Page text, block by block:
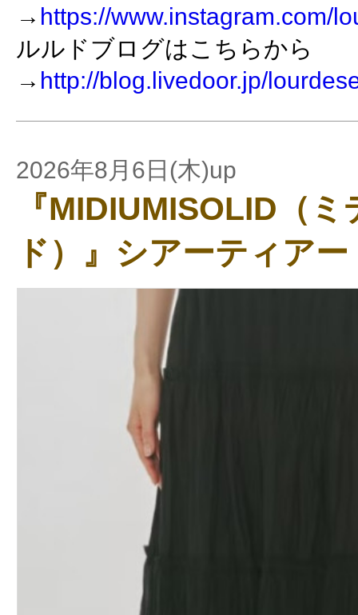
→ https://www.instagram.com/
ルルドブログはこちらから
→ http://blog.livedoor.jp/
2026年8月6日(木)up
『MIDIUMISOLID（
ド）』シアーティア